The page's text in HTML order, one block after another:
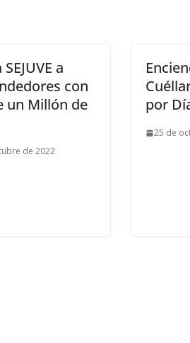
a
con
un Millón de
de 2022
por
25 de